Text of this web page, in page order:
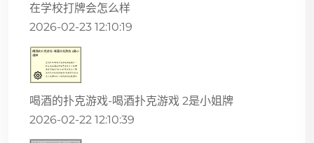
在学校打牌会怎么样
2026-02-23 12:10:19
喝酒的扑克游戏-喝酒扑克游戏 2是小姐牌
2026-02-22 12:10:39